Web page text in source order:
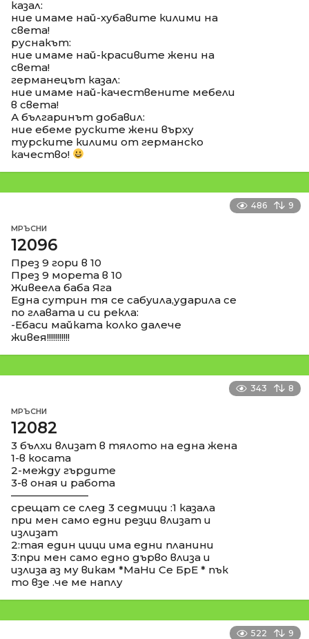
казал:
ние имаме най-хубавите килими на
света!
руснакът:
ние имаме най-красивите жени на
света!
германецът казал:
ние имаме най-качествените мебели
в света!
А българинът добавил:
ние ебеме руските жени върху
турските килими от германско
качество!
486 9
МРЪСНИ
12096
През 9 гори в 10
През 9 морета в 10
Живеела баба Яга
Една сутрин тя се сабуила,ударила се
по главата и си рекла:
-Ебаси майката колко далече
живея!!!!!!!!!!!
343 8
МРЪСНИ
12082
3 бълхи влизат в тялото на една жена
1-в косата
2-между гърдите
3-в оная и работа
––––––––––––––
срещат се след 3 седмици :1 казала
при мен само едни резци влизат и
излизат
2:тая един цици има едни планини
3:при мен само едно дърво влиза и
излиза аз му викам *МаНи Се БрЕ * пък
то взе .че ме наплу
522 9